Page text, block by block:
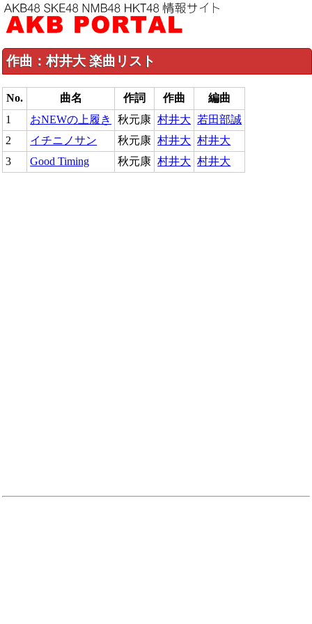
作曲：村井大 楽曲リスト
No. 曲名 作詞 作曲
編曲
1
おNEWの上履き 秋元康 村井大
若田部誠
2
イチニノサン 秋元康 村井大 村井大
3
Good Timing 秋元康 村井大 村井大